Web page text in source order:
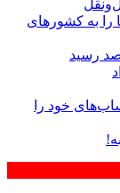
را به کشورهای
خود را